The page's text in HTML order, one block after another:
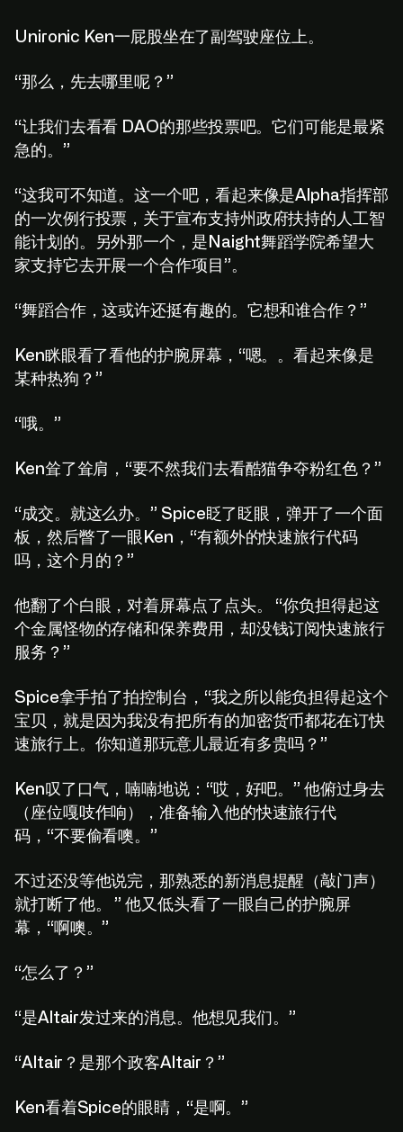
Unironic Ken一屁股坐在了副驾驶座位上。
“那么，先去哪里呢？”
“让我们去看看 DAO的那些投票吧。它们可能是最紧
急的。”
“这我可不知道。这一个吧，看起来像是Alpha指挥部
的一次例行投票，关于宣布支持州政府扶持的人工智
能计划的。另外那一个，是Naight舞蹈学院希望大
家支持它去开展一个合作项目”。
“舞蹈合作，这或许还挺有趣的。它想和谁合作？”
Ken眯眼看了看他的护腕屏幕，“嗯。。看起来像是
某种热狗？”
“哦。”
Ken耸了耸肩，“要不然我们去看酷猫争夺粉红色？”
“成交。就这么办。” Spice眨了眨眼，弹开了一个面
板，然后瞥了一眼Ken，“有额外的快速旅行代码
吗，这个月的？”
他翻了个白眼，对着屏幕点了点头。 “你负担得起这
个金属怪物的存储和保养费用，却没钱订阅快速旅行
服务？”
Spice拿手拍了拍控制台，“我之所以能负担得起这个
宝贝，就是因为我没有把所有的加密货币都花在订快
速旅行上。你知道那玩意儿最近有多贵吗？”
Ken叹了口气，喃喃地说：“哎，好吧。” 他俯过身去
（座位嘎吱作响），准备输入他的快速旅行代
码，“不要偷看噢。”
不过还没等他说完，那熟悉的新消息提醒（敲门声）
就打断了他。 ” 他又低头看了一眼自己的护腕屏
幕，“啊噢。”
“怎么了？”
“是Altair发过来的消息。他想见我们。”
“Altair？是那个政客Altair？”
Ken看着Spice的眼睛，“是啊。”